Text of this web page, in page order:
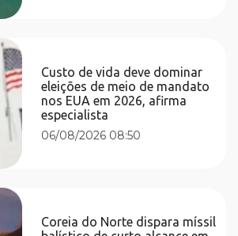
Custo de vida deve dominar
eleições de meio de mandato
nos EUA em 2026, afirma
especialista
06/08/2026 08:50
Coreia do Norte dispara míssil